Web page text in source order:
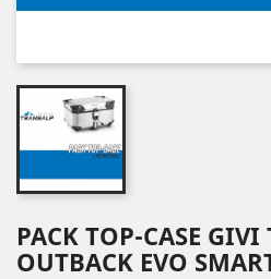
PACK TOP-CASE GIVI
OUTBACK EVO